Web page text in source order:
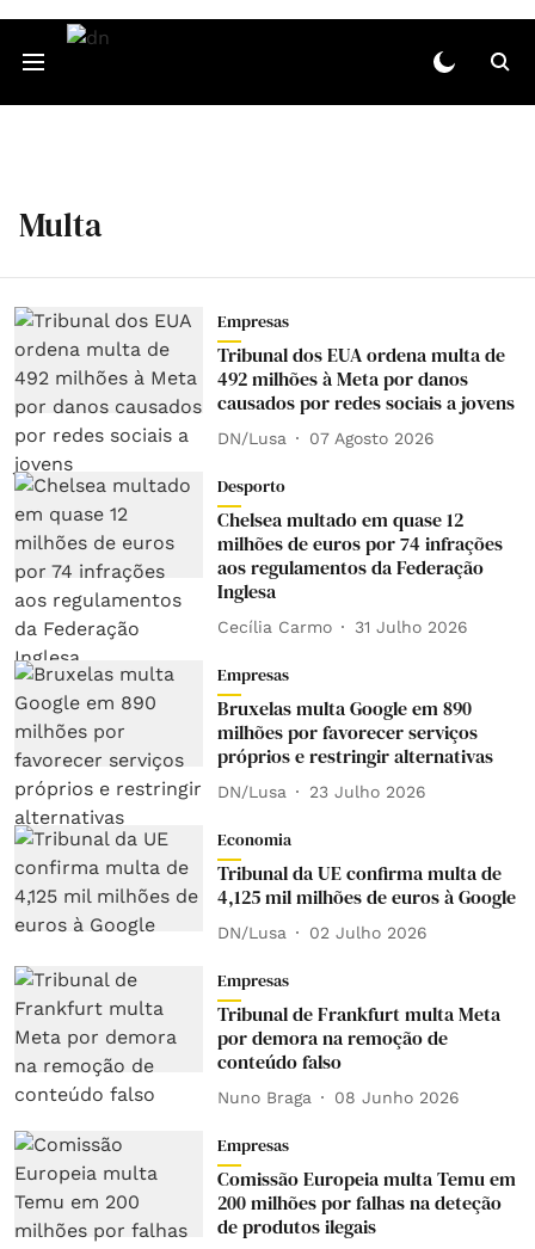
Multa
Empresas
Tribunal dos EUA ordena multa de
492 milhões à Meta por danos
causados por redes sociais a jovens
DN/Lusa 07 Agosto 2026
Desporto
Chelsea multado em quase 12
milhões de euros por 74 infrações
aos regulamentos da Federação
Inglesa
Cecília Carmo 31 Julho 2026
Empresas
Bruxelas multa Google em 890
milhões por favorecer serviços
próprios e restringir alternativas
DN/Lusa 23 Julho 2026
Economia
Tribunal da UE confirma multa de
4,125 mil milhões de euros à Google
DN/Lusa 02 Julho 2026
Empresas
Tribunal de Frankfurt multa Meta
por demora na remoção de
conteúdo falso
Nuno Braga 08 Junho 2026
Empresas
Comissão Europeia multa Temu em
200 milhões por falhas na deteção
de produtos ilegais